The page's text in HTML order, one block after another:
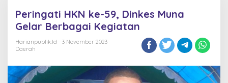
r
i
n
g
H
Peringati HKN ke-59, Dinkes Muna
Gelar Berbagai Kegiatan
Harianpublik.id
3 November 2023
Daerah